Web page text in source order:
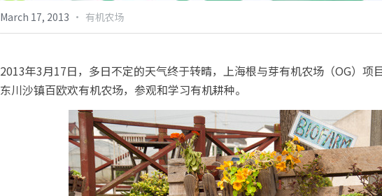
March 17, 2013 · 有机农场
2013年3月17日，多日不定的天气终于转晴，上海根与芽有机农场（OG）项
东川沙镇百欧欢有机农场，参观和学习有机耕种。